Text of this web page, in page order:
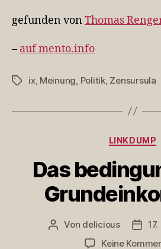
gefunden von Thomas
– auf mento.info
Schlagwörter
ix, Meinung Politik, Zensursula
LINKDUMP
Das
Beitragsautor
Von delicious
Keine